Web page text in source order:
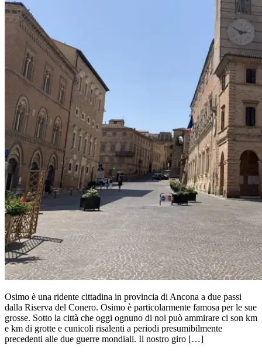
Osimo è una ridente cittadina in provincia di Ancona a due passi
dalla Riserva del Conero. Osimo è particolarmente famosa per le sue
grosse. Sotto la città che oggi ognuno di noi può ammirare ci son km
e km di grotte e cunicoli risalenti a periodi presumibilmente
precedenti alle due guerre mondiali. Il nostro giro […]